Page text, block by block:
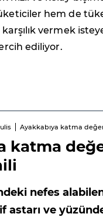
hem de
vermek
ediliyor.
Ayakkabıya katma
katma
nefes
astarı ve